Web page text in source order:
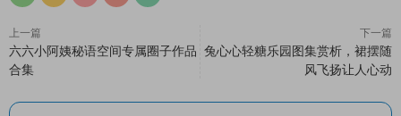
上一篇
六六小阿姨秘语空间专属圈子作品
合集
下一篇
兔心心轻糖乐园图集赏析，裙摆随
风飞扬让人心动